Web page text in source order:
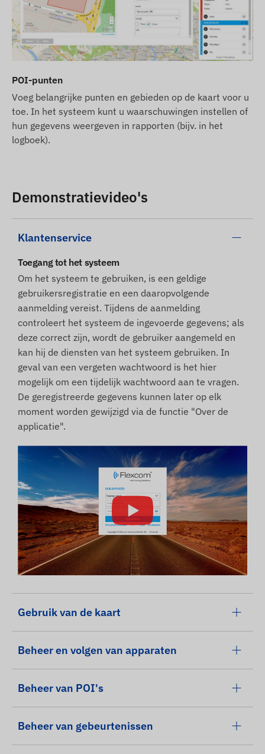
nauwkeurigheid ervan te waarborgen. Houd er
echter rekening mee dat de fabrikant zich het
recht voorbehoudt om productspecificaties of
verpakkingen zonder voorafgaande kennisgeving
uiterlijk van de producten enigszins afwijken van
de getoonde afbeeldingen. Wij behouden ons het
recht voor op wijzigingen door de fabrikant met
betrekking tot eventuele afwijkingen.
POI-punten
Voeg belangrijke punten en gebieden op de kaart voor u
toe. In het systeem kunt u waarschuwingen instellen of
hun gegevens weergeven in rapporten (bijv. in het
logboek).
Demonstratievideo's
Klantenservice
Toegang tot het systeem
Om het systeem te gebruiken, is een geldige
gebruikersregistratie en een daaropvolgende
aanmelding vereist. Tijdens de aanmelding
controleert het systeem de ingevoerde gegevens; als
deze correct zijn, wordt de gebruiker aangemeld en
kan hij de diensten van het systeem gebruiken. In
geval van een vergeten wachtwoord is het hier
mogelijk om een tijdelijk wachtwoord aan te vragen.
De geregistreerde gegevens kunnen later op elk
moment worden gewijzigd via de functie "Over de
applicatie".
Gebruik van de kaart
Beheer en volgen van apparaten
Beheer van POI's
Beheer van gebeurtenissen